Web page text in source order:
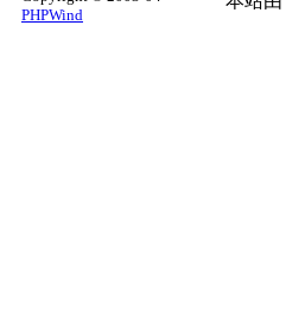
PHPWind